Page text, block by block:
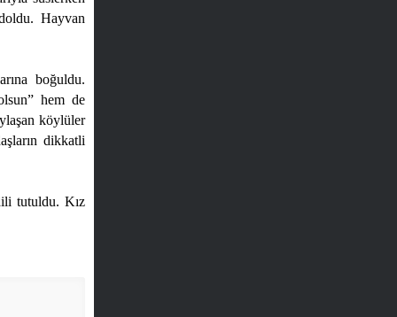
Hayvan
boğuldu.
hem de
köylüler
dikkatli
tutuldu. Kız